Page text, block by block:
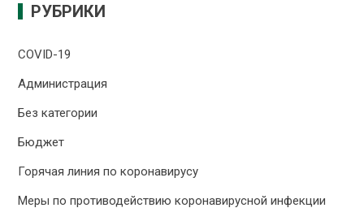
РУБРИКИ
COVID-19
Администрация
Без категории
Бюджет
Горячая линия по коронавирусу
Меры по противодействию коронавирусной инфекции